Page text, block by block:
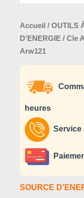
Accueil / OUTILS
D'ENERGIE / Cle
Arw121
heures
Service
SOURCE